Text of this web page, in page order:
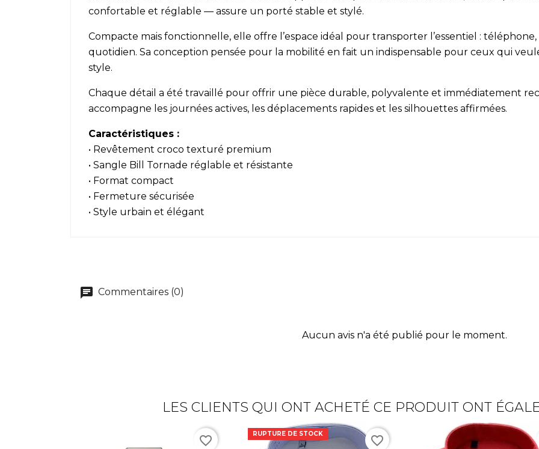
confortable et réglable — assure un porté stable et stylé.
Compacte mais fonctionnelle, elle offre l’espace idéal pour transporter l’essentiel :
quotidien. Sa conception pensée pour la mobilité en fait un indispensable pour ceux qui
style.
Chaque détail a été travaillé pour offrir une pièce durable, polyvalente et immédiatement
accompagne les journées actives, les déplacements rapides et les silhouettes affirmées.
Caractéristiques :
• Revêtement croco texturé premium
• Sangle Bill Tornade réglable et résistante
• Format compact
• Fermeture sécurisée
• Style urbain et élégant
Commentaires (0)
Aucun avis n'a été publié pour le moment.
LES CLIENTS QUI ONT ACHETÉ CE PRODUIT ONT
favorite_border RUPTURE DE STOCK favorite_border